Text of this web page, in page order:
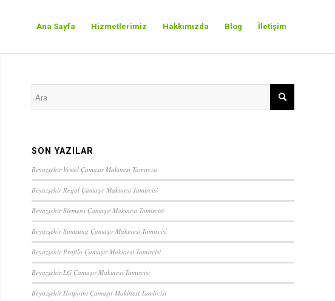
Ana Sayfa Hizmetlerimiz Hakkımızda Blog İletişim
SON YAZILAR
Beyazşehir Vestel Çamaşır Makinesi Tamircisi
Beyazşehir Regal Çamaşır Makinesi Tamircisi
Beyazşehir Siemens Çamaşır Makinesi Tamircisi
Beyazşehir Samsung Çamaşır Makinesi Tamircisi
Beyazşehir Profilo Çamaşır Makinesi Tamircisi
Beyazşehir LG Çamaşır Makinesi Tamircisi
Beyazşehir Hotpoint Çamaşır Makinesi Tamircisi